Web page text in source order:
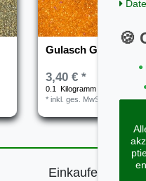
Gulasch
3,40 € *
0.1 Kilogramm
| 34,00 € /
*inkl. ges. MwSt. zzgl.
Einkaufen
en